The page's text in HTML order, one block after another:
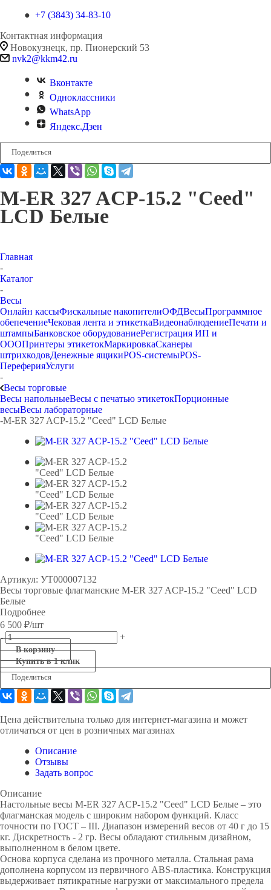
+7 (3843) 34-83-10
Контактная информация
Новокузнецк, пр. Пионерский 53
nvk2@kkm42.ru
Вконтакте
Одноклассники
WhatsApp
Яндекс.Дзен
Поделиться
M-ER 327 ACP-15.2 "Ceed"
LCD Белые
Главная
-
Каталог
-
Весы
Онлайн кассыФискальные накопителиОФДВесыПрограммное
обепечениеЧековая лента и этикеткаВидеонаблюдениеПечати и
штампыБанковское оборудованиеРегистрация ИП и
ОООПринтеры этикетокМаркировкаСканеры
штрихкодовДенежные ящикиPOS-системыPOS-
ПереферияУслуги
-
Весы торговые
Весы напольныеВесы с печатью этикетокПорционные
весыВесы лабораторные
-M-ER 327 ACP-15.2 "Ceed" LCD Белые
Артикул: УТ000007132
Весы торговые флагманские M-ER 327 ACP-15.2 "Ceed" LCD
Белые
Подробнее
6 500 ₽/шт
-
+
В корзину
Купить в 1 клик
Поделиться
Цена действительна только для интернет-магазина и может
отличаться от цен в розничных магазинах
Описание
Отзывы
Задать вопрос
Описание
Настольные весы M-ER 327 ACP-15.2 "Ceed" LCD Белые – это
флагманская модель с широким набором функций. Класс
точности по ГОСТ – III. Диапазон измерений весов от 40 г до 15
кг. Дискретность - 2 гр. Весы обладают стильным дизайном,
выполненном в белом цвете.
Основа корпуса сделана из прочного металла. Стальная рама
дополнена корпусом из первичного ABS-пластика. Конструкция
выдерживает пятикратные нагрузки от максимального предела